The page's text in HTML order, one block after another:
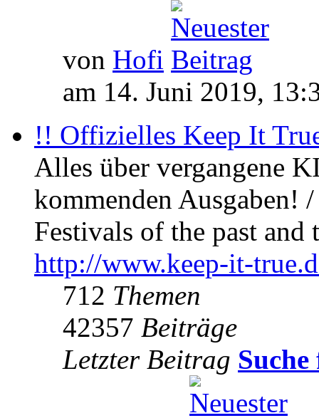
von Hofi
am 14. Juni 2019,
!! Offizielles Keep It
Alles über vergangene
kommenden Ausgaben!
Festivals of the past
http://www.keep-it-
712 Themen
42357 Beiträge
Letzter Beitrag